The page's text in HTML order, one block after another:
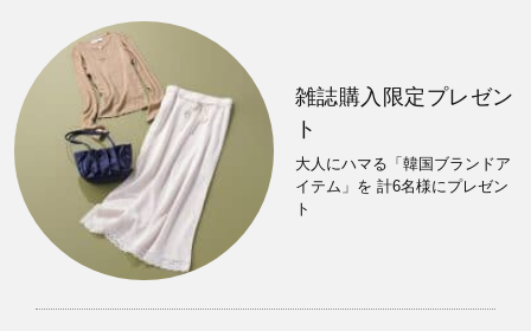
雑誌購入限定プレゼン
ト
大人にハマる「韓国ブランドア
イテム」を 計6名様にプレゼン
ト